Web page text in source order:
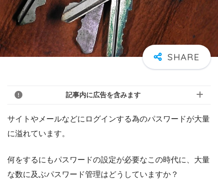
記事内に広告を含みます
サイトやメールなどにログインする為のパスワードが大量
に溢れています。
何をするにもパスワードの設定が必要なこの時代に、大量
な数に及ぶパスワード管理はどうしていますか？